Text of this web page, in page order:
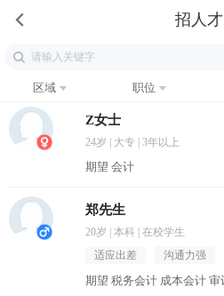
招人才
区域 职位
Z女士
24岁 | 大专 | 3年以上
期望 会计
郑先生
20岁 | 本科 | 在校学生
适应出差
沟通力强